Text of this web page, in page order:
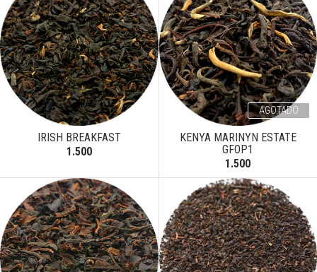
IRISH BREAKFAST
1.500
AGOTADO
KENYA MARINYN ESTATE
GFOP1
1.500